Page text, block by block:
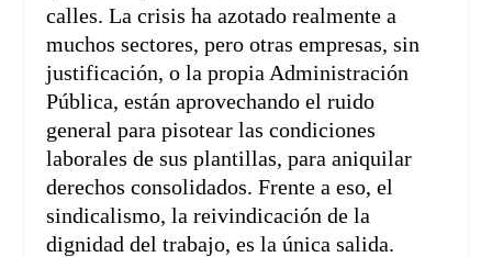
calles. La crisis ha azotado realmente a
muchos sectores, pero otras empresas, sin
justificación, o la propia Administración
Pública, están aprovechando el ruido
general para pisotear las condiciones
laborales de sus plantillas, para aniquilar
derechos consolidados. Frente a eso, el
sindicalismo, la reivindicación de la
dignidad del trabajo, es la única salida.